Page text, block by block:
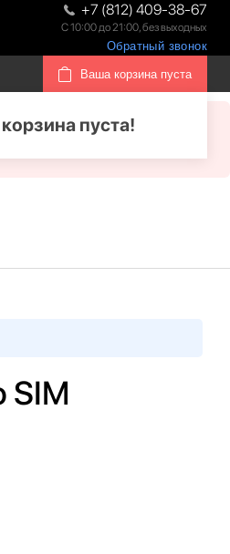
+7 (812) 409-38-67
С 10:00 до 21:00, без выходных
Обратный звонок
Ваша корзина пуста
пуста!
SIM